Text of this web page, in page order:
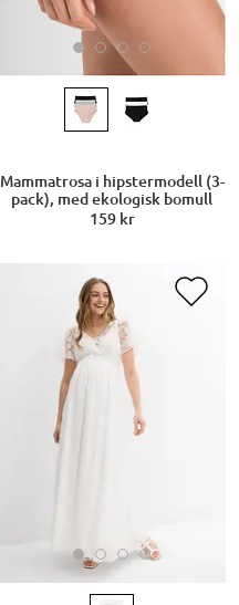
Mammatrosa i hipstermodell (3-
pack), med ekologisk bomull
159 kr